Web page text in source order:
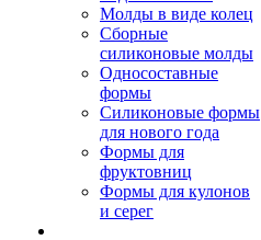
Молды в виде колец
Сборные
силиконовые молды
Односоставные
формы
Силиконовые формы
для нового года
Формы для
фруктовниц
Формы для кулонов
и серег